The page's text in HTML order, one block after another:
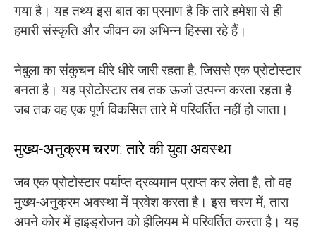
गया है। यह तथ्य इस बात का प्रमाण है कि तारे हमेशा से ही
हमारी संस्कृति और जीवन का अभिन्न हिस्सा रहे हैं।
नेबुला का संकुचन धीरे-धीरे जारी रहता है, जिससे एक प्रोटोस्टार
बनता है। यह प्रोटोस्टार तब तक ऊर्जा उत्पन्न करता रहता है
जब तक वह एक पूर्ण विकसित तारे में परिवर्तित नहीं हो जाता।
मुख्य-अनुक्रम चरण: तारे की युवा अवस्था
जब एक प्रोटोस्टार पर्याप्त द्रव्यमान प्राप्त कर लेता है, तो वह
मुख्य-अनुक्रम अवस्था में प्रवेश करता है। इस चरण में, तारा
अपने कोर में हाइड्रोजन को हीलियम में परिवर्तित करता है। यह